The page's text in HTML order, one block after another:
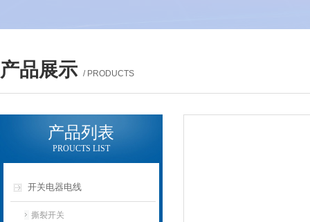
产品展示 / PRODUCTS
产品列表
PROUCTS LIST
开关电器电线
撕裂开关